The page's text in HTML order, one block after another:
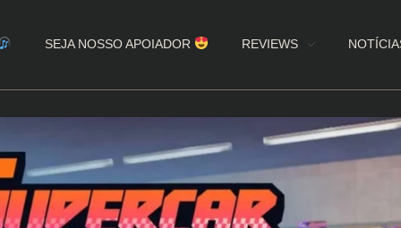
SEJA NOSSO APOIADOR REVIEWS